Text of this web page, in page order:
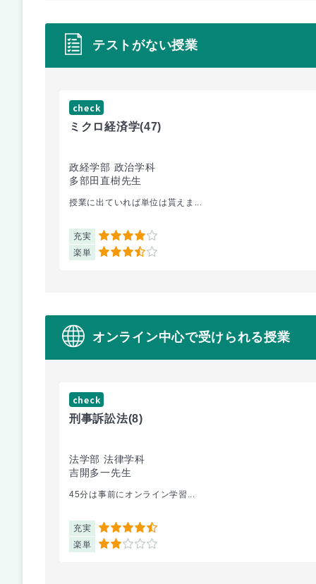
テストがない授業
check
ミクロ経済学(47)
政経学部 政治学科
多部田直樹先生
授業に出ていれば単位は貰えま...
充実 4
楽単 3.5
オンライン中心で受けられる授業
check
刑事訴訟法(8)
法学部 法律学科
吉開多一先生
45分は事前にオンライン学習...
充実 4.5
楽単 2